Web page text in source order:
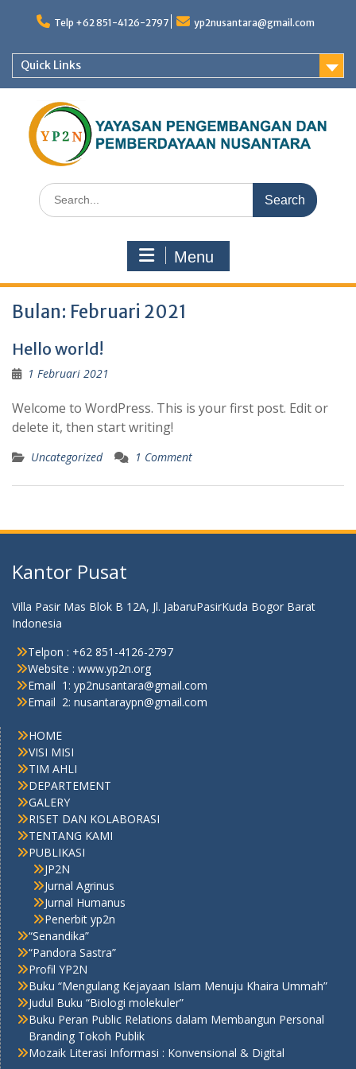
Telp +62 851-4126-2797 yp2nusantara@gmail.com
Quick Links
Search
for:
Menu
Bulan: Februari 2021
Hello world!
1 Februari 2021
Welcome to WordPress. This is your first post. Edit or
delete it, then start writing!
Uncategorized 1 Comment
Kantor Pusat
Villa Pasir Mas Blok B 12A, Jl. JabaruPasirKuda Bogor Barat
Indonesia
Telpon : +62 851-4126-2797
Website : www.yp2n.org
Email 1: yp2nusantara@gmail.com
Email 2: nusantaraypn@gmail.com
HOME
VISI MISI
TIM AHLI
DEPARTEMENT
GALERY
RISET DAN KOLABORASI
TENTANG KAMI
PUBLIKASI
JP2N
Jurnal Agrinus
Jurnal Humanus
Penerbit yp2n
“Senandika”
“Pandora Sastra”
Profil YP2N
Buku “Mengulang Kejayaan Islam Menuju Khaira Ummah”
Judul Buku “Biologi molekuler”
Buku Peran Public Relations dalam Membangun Personal
Branding Tokoh Publik
Mozaik Literasi Informasi : Konvensional & Digital